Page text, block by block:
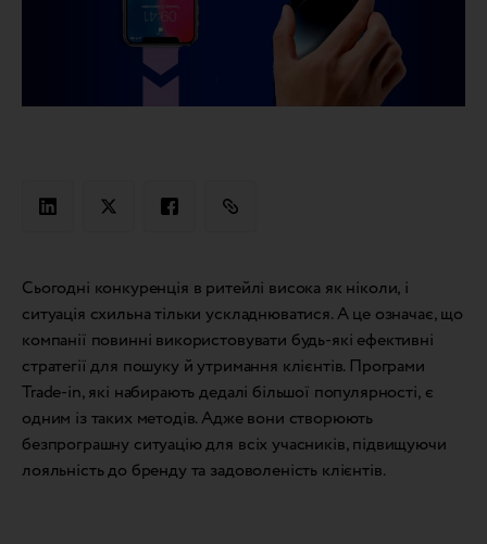
Сьогодні конкуренція в ритейлі висока як ніколи, і
ситуація схильна тільки ускладнюватися. А це означає, що
компанії повинні використовувати будь-які ефективні
стратегії для пошуку й утримання клієнтів. Програми
Trade-in, які набирають дедалі більшої популярності, є
одним із таких методів. Адже вони створюють
безпрограшну ситуацію для всіх учасників, підвищуючи
лояльність до бренду та задоволеність клієнтів.